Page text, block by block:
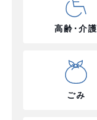
高齢･介護
ごみ